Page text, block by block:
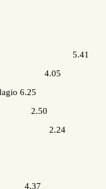
n.14 5.41
4.05
6.25
2.50
2.24
4.37